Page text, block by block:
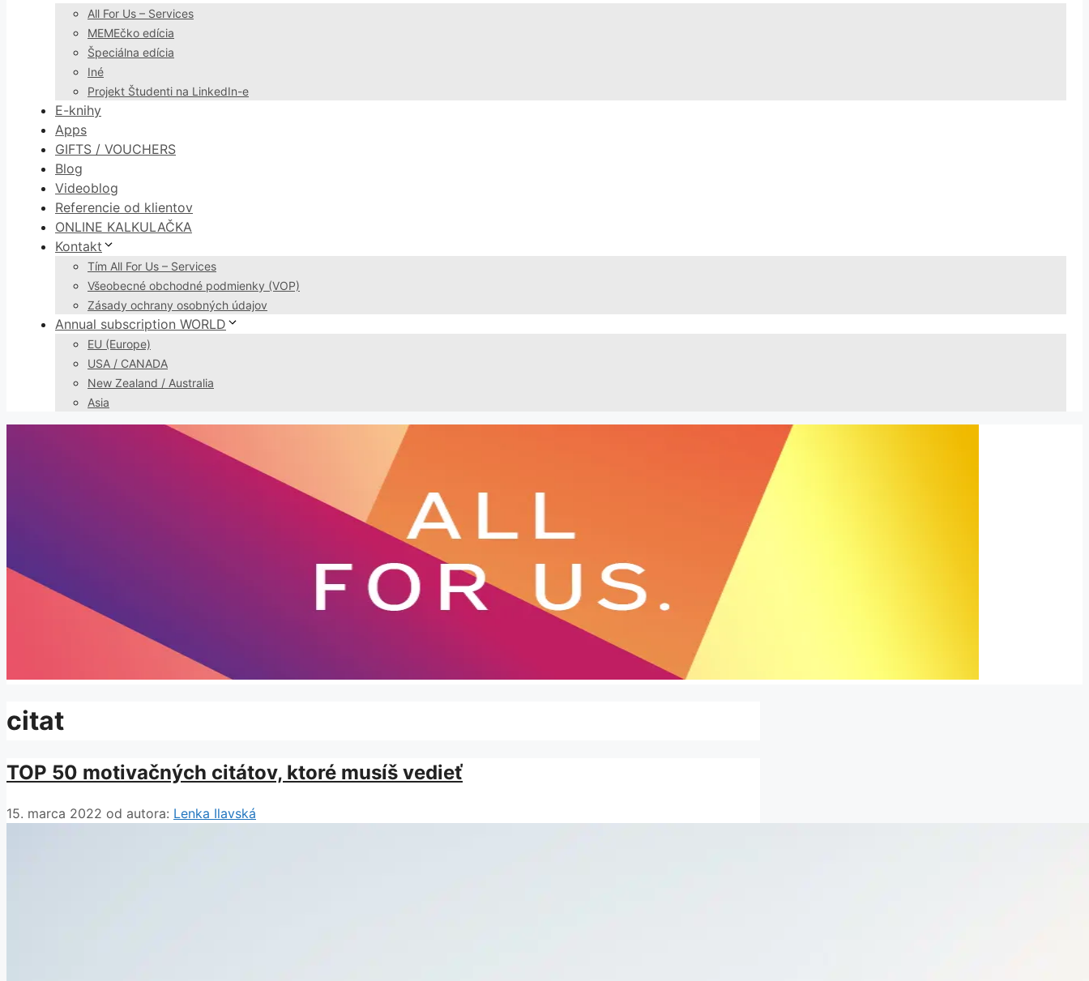
All For Us – Services
MEMEčko edícia
Špeciálna edícia
Iné
Projekt Študenti na LinkedIn-e
E-knihy
Apps
GIFTS / VOUCHERS
Blog
Videoblog
Referencie od klientov
ONLINE KALKULAČKA
Kontakt
Tím All For Us – Services
Všeobecné obchodné podmienky (VOP)
Zásady ochrany osobných údajov
Annual subscription WORLD
EU (Europe)
USA / CANADA
New Zealand / Australia
Asia
citat
TOP 50 motivačných citátov, ktoré musíš vedieť
15. marca 2022 od autora: Lenka Ilavská